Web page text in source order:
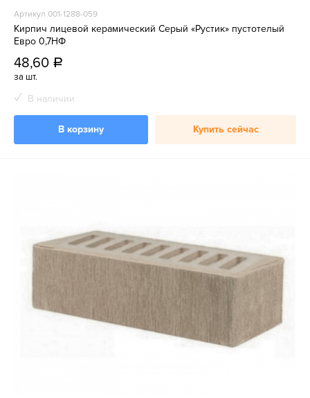
Артикул 001-1288-059
Кирпич лицевой керамический Серый «Рустик» пустотелый
Евро 0,7НФ
48,60 a
за шт.
В наличии
В корзину Купить сейчас